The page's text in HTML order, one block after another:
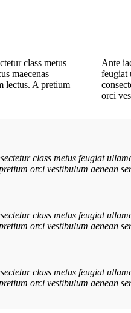
class metus
maecenas
lectus. A pretium
Ante
feugiat
orci
class metus feugiat
orci vestibulum aenean
class metus feugiat
orci vestibulum aenean
class metus feugiat
orci vestibulum aenean